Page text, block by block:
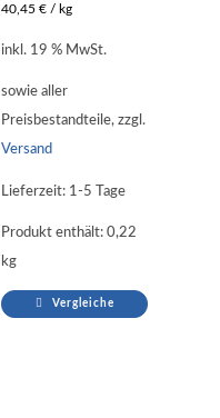
40,45€ / kg
inkl. 19 % MwSt.
sowie aller
Preisbestandteile, zzgl.
Versand
Lieferzeit: 1-5 Tage
Produkt enthält: 0,22
kg
Vergleiche